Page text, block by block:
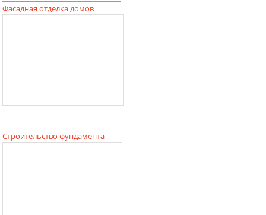
Фасадная отделка домов
Строительство фундамента